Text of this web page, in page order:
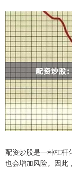
配资炒股是一种杠杆
也会增加风险。因此